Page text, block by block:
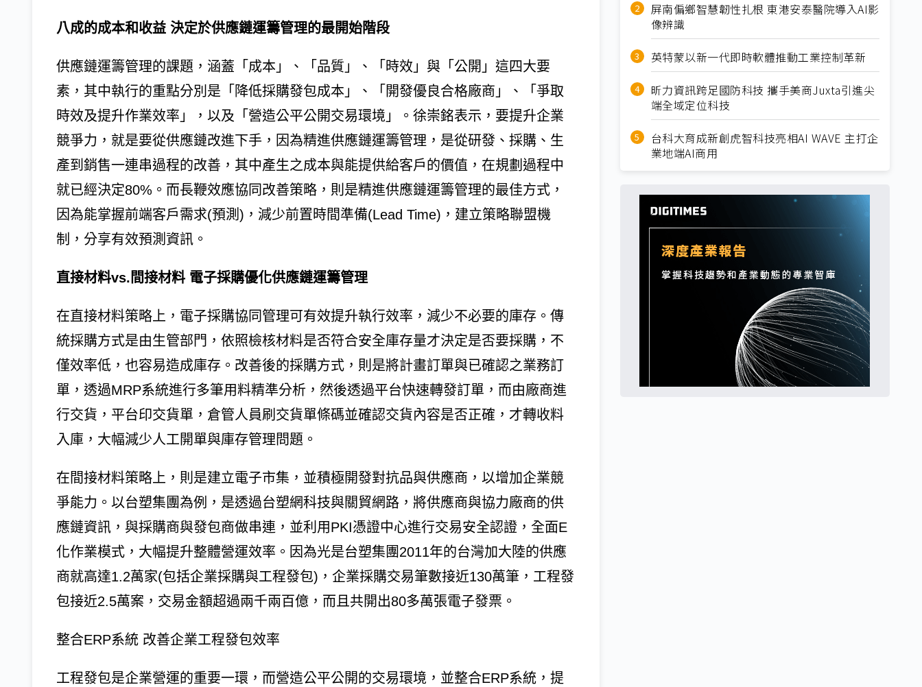
八成的成本和收益 決定於供應鏈運籌管理的最開始階段
供應鏈運籌管理的課題，涵蓋「成本」、「品質」、「時效」與「公開」這四大要
素，其中執行的重點分別是「降低採購發包成本」、「開發優良合格廠商」、「爭取
時效及提升作業效率」，以及「營造公平公開交易環境」。徐崇銘表示，要提升企業
競爭力，就是要從供應鏈改進下手，因為精進供應鏈運籌管理，是從研發、採購、生
產到銷售一連串過程的改善，其中產生之成本與能提供給客戶的價值，在規劃過程中
就已經決定80%。而長鞭效應協同改善策略，則是精進供應鏈運籌管理的最佳方式，
因為能掌握前端客戶需求(預測)，減少前置時間準備(Lead Time)，建立策略聯盟機
制，分享有效預測資訊。
直接材料vs.間接材料 電子採購優化供應鏈運籌管理
在直接材料策略上，電子採購協同管理可有效提升執行效率，減少不必要的庫存。傳
統採購方式是由生管部門，依照檢核材料是否符合安全庫存量才決定是否要採購，不
僅效率低，也容易造成庫存。改善後的採購方式，則是將計畫訂單與已確認之業務訂
單，透過MRP系統進行多筆用料精準分析，然後透過平台快速轉發訂單，而由廠商進
行交貨，平台印交貨單，倉管人員刷交貨單條碼並確認交貨內容是否正確，才轉收料
入庫，大幅減少人工開單與庫存管理問題。
在間接材料策略上，則是建立電子市集，並積極開發對抗品與供應商，以增加企業競
爭能力。以台塑集團為例，是透過台塑網科技與關貿網路，將供應商與協力廠商的供
應鏈資訊，與採購商與發包商做串連，並利用PKI憑證中心進行交易安全認證，全面E
化作業模式，大幅提升整體營運效率。因為光是台塑集團2011年的台灣加大陸的供應
商就高達1.2萬家(包括企業採購與工程發包)，企業採購交易筆數接近130萬筆，工程發
包接近2.5萬案，交易金額超過兩千兩百億，而且共開出80多萬張電子發票。
整合ERP系統 改善企業工程發包效率
工程發包是企業營運的重要一環，而營造公平公開的交易環境，並整合ERP系統，提
屏南偏鄉智慧韌性扎根 東港安泰醫院導入AI影
像辨識
英特蒙以新一代即時軟體推動工業控制革新
昕力資訊跨足國防科技 攜手美商Juxta引進尖
端全域定位科技
台科大育成新創虎智科技亮相AI WAVE 主打企
業地端AI商用